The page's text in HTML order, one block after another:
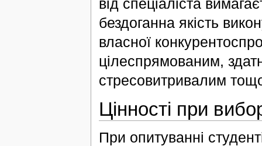
від спеціаліста
бездоганна якість
власної
цілеспрямованим,
стресовитривалим
Цінності при
При опитуванні